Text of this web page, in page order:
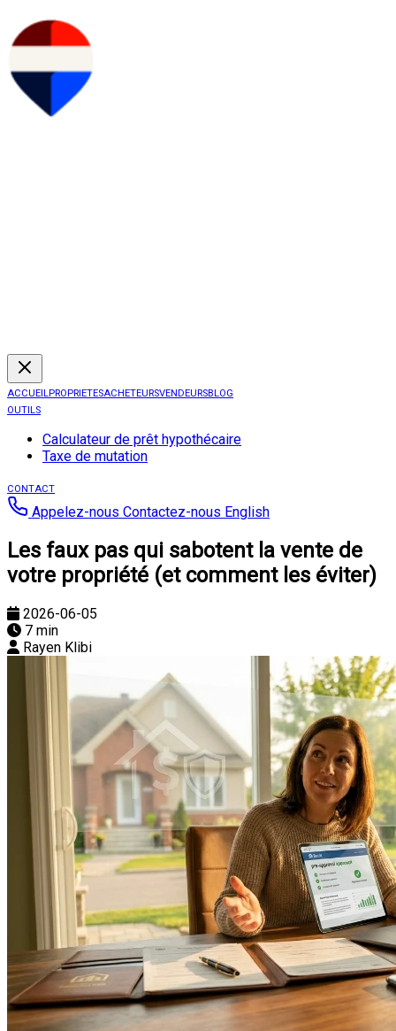
ACCUEILPROPRIETESACHETEURSVENDEURSBLOG
OUTILS
Calculateur de prêt hypothécaire
Taxe de mutation
CONTACT
Appelez-nous Contactez-nous English
Les faux pas qui sabotent la vente de
votre propriété (et comment les éviter)
2026-06-05
7 min
Rayen Klibi